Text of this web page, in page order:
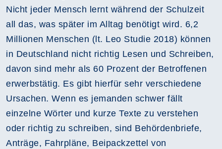
Nicht jeder Mensch lernt während der Schulzeit
all das, was später im Alltag benötigt wird. 6,2
Millionen Menschen (lt. Leo Studie 2018) können
in Deutschland nicht richtig Lesen und Schreiben,
davon sind mehr als 60 Prozent der Betroffenen
erwerbstätig. Es gibt hierfür sehr verschiedene
Ursachen. Wenn es jemanden schwer fällt
einzelne Wörter und kurze Texte zu verstehen
oder richtig zu schreiben, sind Behördenbriefe,
Anträge, Fahrpläne, Beipackzettel von